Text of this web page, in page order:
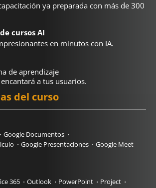
ya preparada con más de 300
cursos AI
en minutos con IA.
de aprendizaje
a tus usuarios.
del curso
Google Documentos
Google Presentaciones Google Meet
365 Outlook PowerPoint
Project